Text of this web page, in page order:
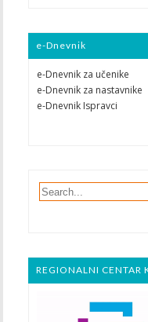
e-Dnevnik
e-Dnevnik za učenike
e-Dnevnik za nastavnike
e-Dnevnik Ispravci
REGIONALNI CENTAR